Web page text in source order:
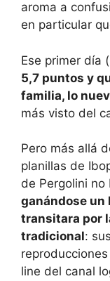
aroma a
en particular
Ese primer día
5,7 puntos y
familia, lo
más visto del
Pero más allá
planillas de
de Pergolini no
ganándose un
transitara por
tradicional:
line del canal